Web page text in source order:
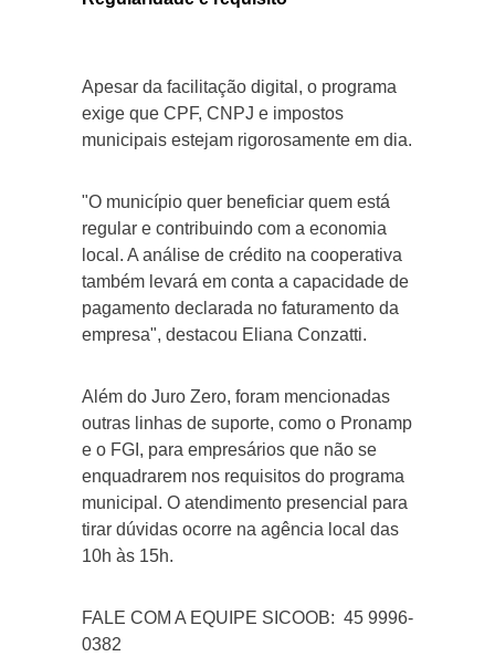
Apesar da facilitação digital, o programa
exige que CPF, CNPJ e impostos
municipais estejam rigorosamente em dia.
"O município quer beneficiar quem está
regular e contribuindo com a economia
local. A análise de crédito na cooperativa
também levará em conta a capacidade de
pagamento declarada no faturamento da
empresa", destacou Eliana Conzatti.
Além do Juro Zero, foram mencionadas
outras linhas de suporte, como o Pronamp
e o FGI, para empresários que não se
enquadrarem nos requisitos do programa
municipal. O atendimento presencial para
tirar dúvidas ocorre na agência local das
10h às 15h.
FALE COM A EQUIPE SICOOB: 45 9996-
0382